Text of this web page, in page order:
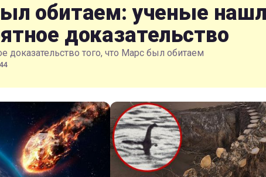
обитаем: ученые
доказательство
доказательство того, что Марс был обитаем